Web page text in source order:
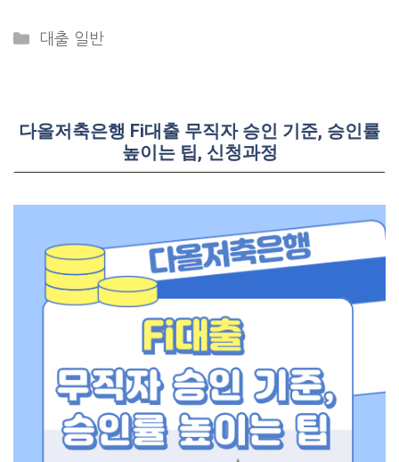
Categories
대출 일반
다올저축은행 Fi대출 무직자 승인 기준, 승인률
높이는 팁, 신청과정